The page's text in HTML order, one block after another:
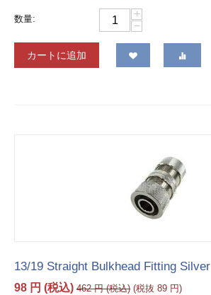
数量:
+
−
カートに追加
13/19 Straight Bulkhead Fitting Silver
98 円 (税込) 462 円(税込) (税抜 89 円)